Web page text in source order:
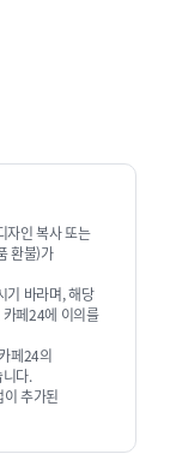
면 결제를
자인 복사 또는
환불)가
기 바라며, 해당
페24에 이의를
페24의
다.
추가된